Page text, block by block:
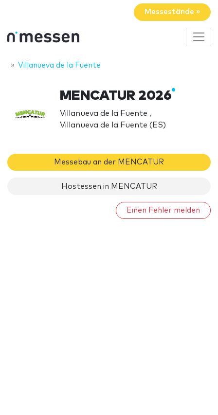
Messestände »
Villanueva de la Fuente
MENCATUR 2026
Villanueva de la Fuente ,
Villanueva de la Fuente (ES)
Messebau an der MENCATUR
Hostessen in MENCATUR
Einen Fehler melden